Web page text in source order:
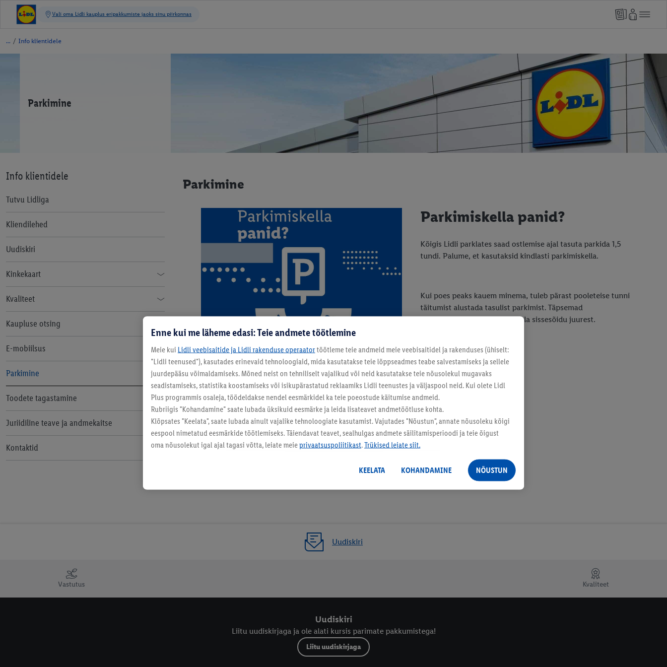
/ Info klientidele
Parkimine
Info klientidele
Tutvu Lidliga
Kliendilehed
Uudiskiri
Kinkekaart
Kinkekaartide tellimine juriidilistele
isikutele
Kvaliteet
Tööstuskaupade kvaliteedimärgid
Kaupluse otsing
E-mobiilsus
Elektrisõidukite laadimise tingimused
Parkimine
Toodete tagastamine
Juriidiline teave ja andmekaitse
Äripartnerite privaatsuspoliitika
Sotsiaalmeedia privaatsuspoliitika
Kontaktid
Parkimine
Parkimiskella panid?
Kõigis Lidli parklates saad ostlemise ajal tasuta parkida 1,5
tundi. Palume, et kasutaksid kindlasti parkimiskella.
Kui poes peaks kauem minema, tuleb pärast pooleteise tunni
täitumist alustada tasulist parkimist. Täpsemad
parkimistingimused leiad parkla sissesõidu juurest.
Uudiskiri
Vastutus Kvaliteet
Uudiskiri
Liitu uudiskirjaga ja ole alati kursis parimate pakkumistega!
Liitu uudiskirjaga
Enne kui me läheme edasi: Teie andmete töötlemine
Meie kui Lidli veebisaitide ja Lidli rakenduse operaatortöötleme teie andmeid meie veebisaitidel ja rakenduses (ühiselt:
"Lidli teenused"), kasutades erinevaid tehnoloogiaid, mida kasutatakse teie lõppseadmes teabe salvestamiseks ja sellele
juurdepääsu võimaldamiseks. Mõned neist on tehniliselt vajalikud või neid kasutatakse teie nõusolekul mugavaks
seadistamiseks, statistika koostamiseks või isikupärastatud reklaamiks Lidli teenustes ja väljaspool neid. Kui olete Lidl
Plus programmis osaleja, töödeldakse nendel eesmärkidel ka teie poeostude käitumise andmeid.
Rubriigis "Kohandamine" saate lubada üksikuid eesmärke ja leida lisateavet andmetöötluse kohta.
Klõpsates "Keelata", saate lubada ainult vajalike tehnoloogiate kasutamist. Vajutades "Nõustun", annate nõusoleku kõigi
eespool nimetatud eesmärkide töötlemiseks. Täiendavat teavet, sealhulgas andmete säilitamisperioodi ja teie õigust
oma nõusolekut igal ajal tagasi võtta, leiate meieprivaatsuspoliitikast.Trükised leiate siit.
KEELATA KOHANDAMINE NÕUSTUN